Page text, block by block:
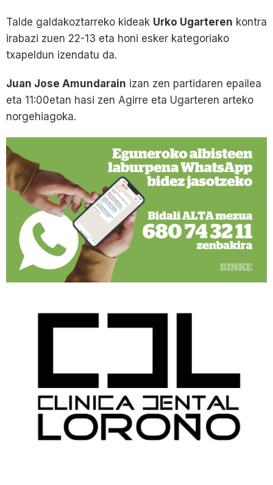
Talde galdakoztarreko kideak Urko Ugarteren kontra
irabazi zuen 22-13 eta honi esker kategoriako
txapeldun izendatu da.
Juan Jose Amundarain izan zen partidaren epailea
eta 11:00etan hasi zen Agirre eta Ugarteren arteko
norgehiagoka.